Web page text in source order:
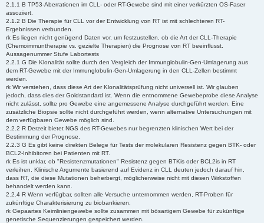
2.1.1 B TP53-Aberrationen im CLL- oder RT-Gewebe sind mit einer verkürzten OS-Faser
assoziiert.
2.1.2 B Die Therapie für CLL vor der Entwicklung von RT ist mit schlechteren RT-
Ergebnissen verbunden.
rk Es liegen nicht genügend Daten vor, um festzustellen, ob die Art der CLL-Therapie
(Chemoimmuntherapie vs. gezielte Therapien) die Prognose von RT beeinflusst.
Aussagenummer Stufe Labortests
2.2.1 G Die Klonalität sollte durch den Vergleich der Immunglobulin-Gen-Umlagerung aus
dem RT-Gewebe mit der Immunglobulin-Gen-Umlagerung in den CLL-Zellen bestimmt
werden.
rk Wir verstehen, dass diese Art der Klonalitätsprüfung nicht universell ist. Wir glauben
jedoch, dass dies der Goldstandard ist. Wenn die entnommene Gewebeprobe diese Analyse
nicht zulässt, sollte pro Gewebe eine angemessene Analyse durchgeführt werden. Eine
zusätzliche Biopsie sollte nicht durchgeführt werden, wenn alternative Untersuchungen mit
dem verfügbaren Gewebe möglich sind.
2.2.2 R Derzeit bietet NGS des RT-Gewebes nur begrenzten klinischen Wert bei der
Bestimmung der Prognose.
2.2.3 G Es gibt keine direkten Belege für Tests der molekularen Resistenz gegen BTK- oder
BCL2-Inhibitoren bei Patienten mit RT.
rk Es ist unklar, ob "Resistenzmutationen" Resistenz gegen BTKis oder BCL2is in RT
verleihen. Klinische Argumente basierend auf Evidenz in CLL deuten jedoch darauf hin,
dass RT, die diese Mutationen beherbergt, möglicherweise nicht mit diesen Wirkstoffen
behandelt werden kann.
2.2.4 R Wenn verfügbar, sollten alle Versuche unternommen werden, RT-Proben für
zukünftige Charakterisierung zu biobankieren.
rk Gepaartes Keimliniengewebe sollte zusammen mit bösartigem Gewebe für zukünftige
genetische Sequenzierungen gespeichert werden.